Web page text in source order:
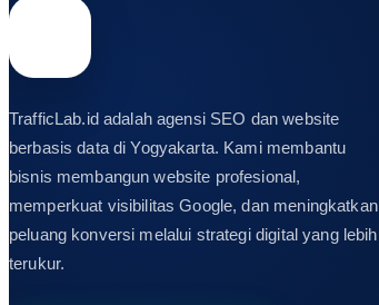
TrafficLab.id adalah agensi SEO dan website
berbasis data di Yogyakarta. Kami membantu
bisnis membangun website profesional,
memperkuat visibilitas Google, dan meningkatkan
peluang konversi melalui strategi digital yang lebih
terukur.